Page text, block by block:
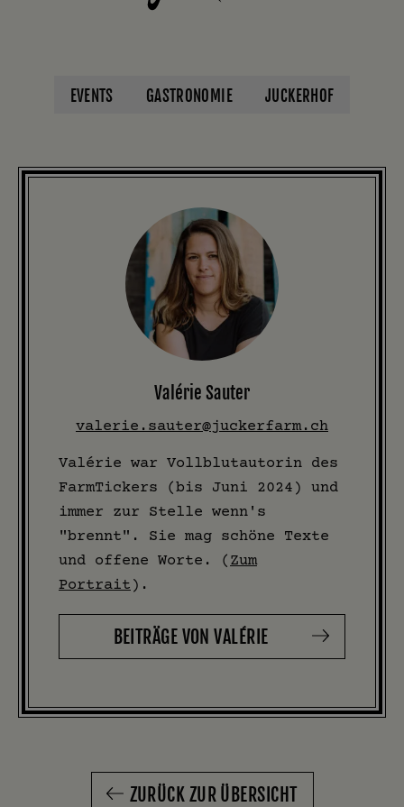
EVENTS GASTRONOMIE JUCKERHOF
Valérie Sauter
valerie.sauter@juckerfarm.ch
Valérie war Vollblutautorin des
FarmTickers (bis Juni 2024) und
immer zur Stelle wenn's
"brennt". Sie mag schöne Texte
und offene Worte. ( Zum
Portrait ).
BEITRÄGE VON VALÉRIE
ZURÜCK ZUR ÜBERSICHT